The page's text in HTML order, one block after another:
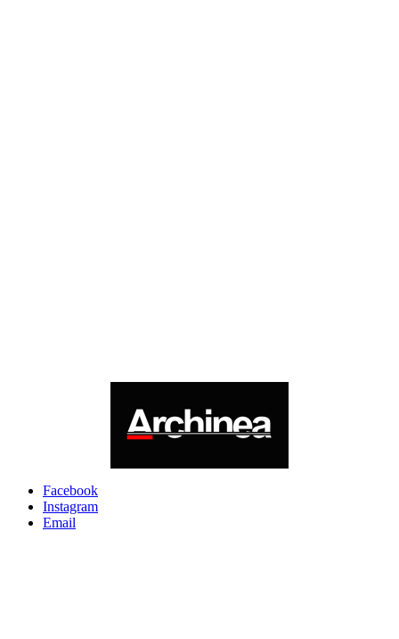
Facebook
Instagram
Email